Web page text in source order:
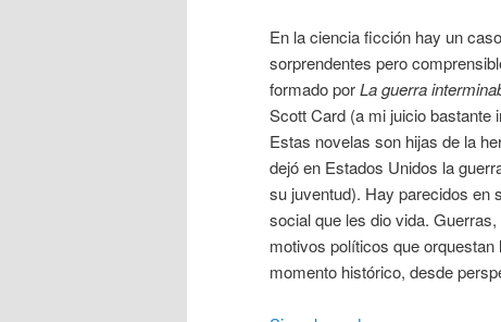
En la ciencia ficción hay un
sorprendentes pero
formado porLa guerra
Scott Card (a mi juicio bastante
Estas novelas son hijas de la
dejó en Estados Unidos la
su juventud). Hay parecidos en
social que les dio vida.
motivos políticos que
momento histórico, desde